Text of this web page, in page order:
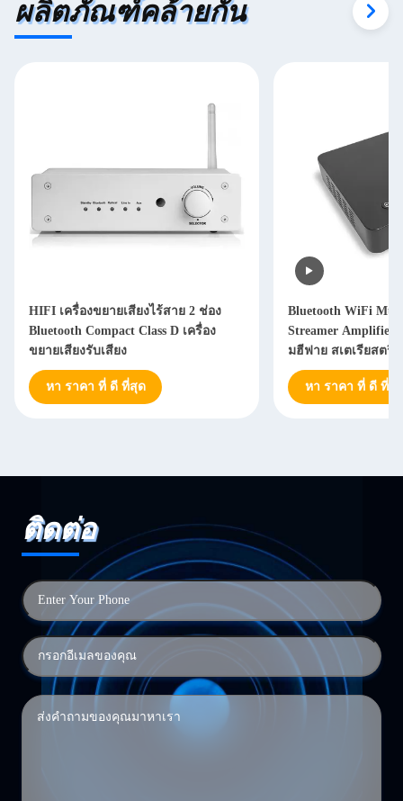
ผลิตภัณฑ์คล้ายกัน
Bluetooth WiFi Multi Room Audio
Streamer Amplifier เครื่องรับเสียงสตรี
มฮีฟาย สเตเรียสตรีมแอมพลิเฟอร์
หา ราคา ที่ ดี ที่สุด
HiFi Class D เครื่อง
Multi Channel
Amplifier TPA3116
หา ราคา ที่ ดี ที่สุ
ติดต่อ